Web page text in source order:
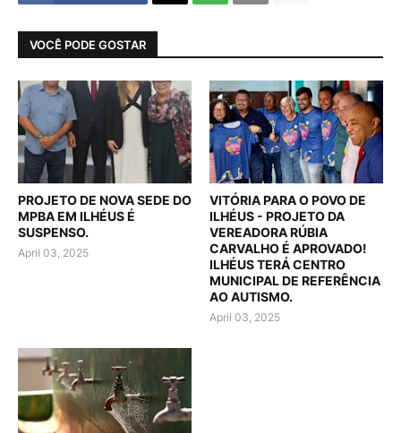
VOCÊ PODE GOSTAR
PROJETO DE NOVA SEDE DO
MPBA EM ILHÉUS É
SUSPENSO.
April 03, 2025
VITÓRIA PARA O POVO DE
ILHÉUS - PROJETO DA
VEREADORA RÚBIA
CARVALHO É APROVADO!
ILHÉUS TERÁ CENTRO
MUNICIPAL DE REFERÊNCIA
AO AUTISMO.
April 03, 2025